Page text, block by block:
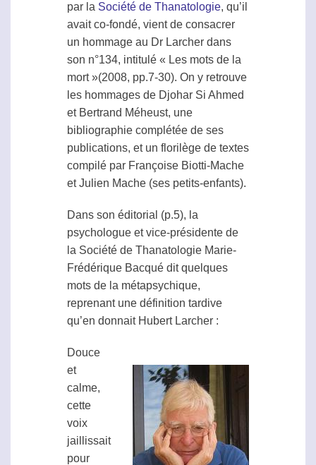
par la Société de Thanatologie, qu’il
avait co-fondé, vient de consacrer
un hommage au Dr Larcher dans
son n°134, intitulé « Les mots de la
mort »(2008, pp.7-30). On y retrouve
les hommages de Djohar Si Ahmed
et Bertrand Méheust, une
bibliographie complétée de ses
publications, et un florilège de textes
compilé par Françoise Biotti-Mache
et Julien Mache (ses petits-enfants).
Dans son éditorial (p.5), la
psychologue et vice-présidente de
la Société de Thanatologie Marie-
Frédérique Bacqué dit quelques
mots de la métapsychique,
reprenant une définition tardive
qu’en donnait Hubert Larcher :
Douce
et
calme,
cette
voix
jaillissait
pour